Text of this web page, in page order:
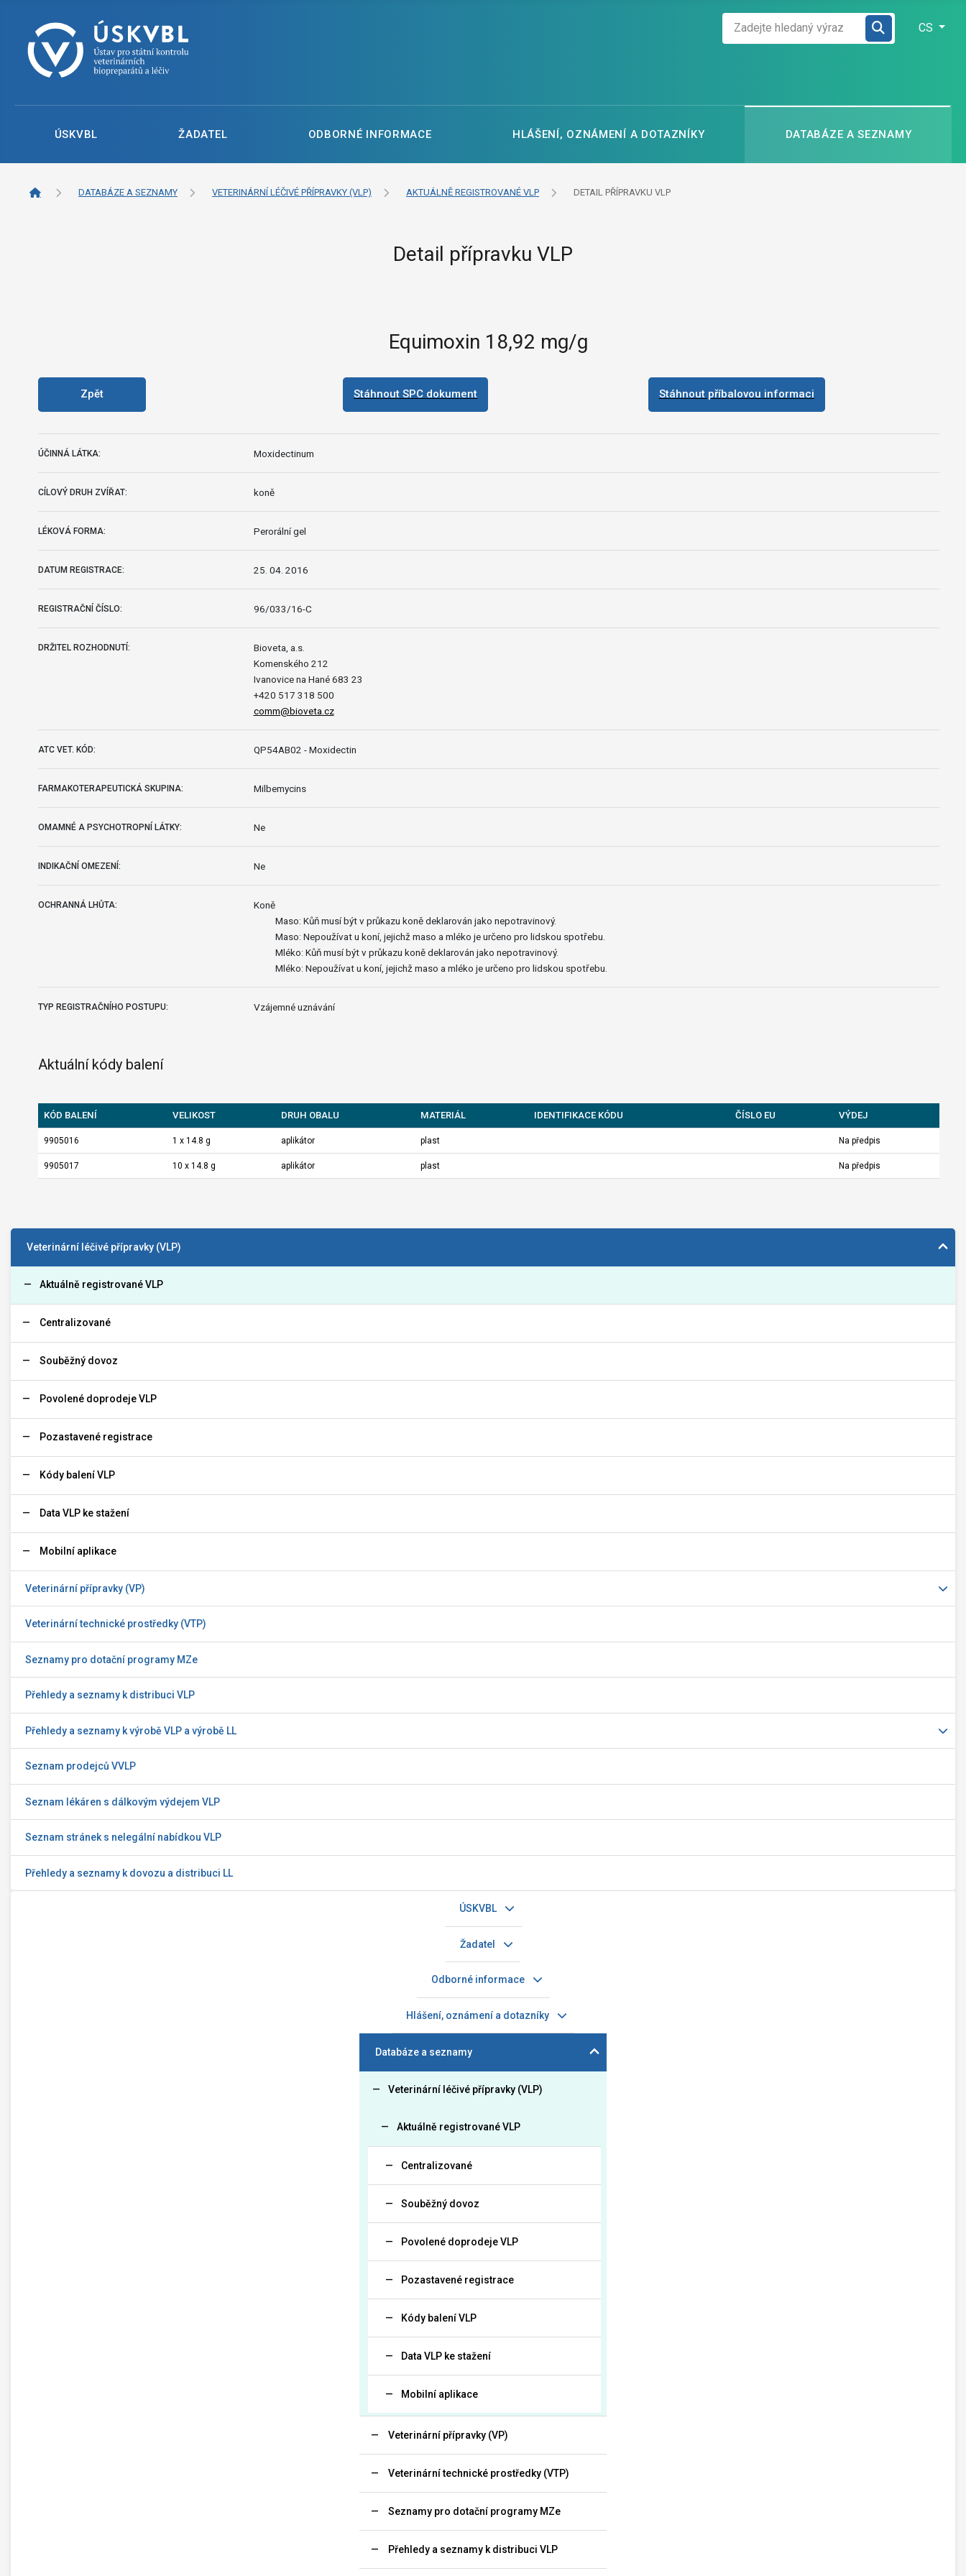
CS
ÚSKVBL ŽADATEL ODBORNÉ INFORMACE HLÁŠENÍ, OZNÁMENÍ A DOTAZNÍKY DATABÁZE A SEZNAMY
DATABÁZE A SEZNAMY VETERINÁRNÍ LÉČIVÉ PŘÍPRAVKY (VLP) AKTUÁLNĚ REGISTROVANÉ VLP DETAIL PŘÍPRAVKU VLP
Veterinární léčivé přípravky (VLP)
Aktuálně registrované VLP
Centralizované
Souběžný dovoz
Povolené doprodeje VLP
Pozastavené registrace
Kódy balení VLP
Data VLP ke stažení
Mobilní aplikace
Veterinární přípravky (VP)
Veterinární technické prostředky (VTP)
Seznamy pro dotační programy MZe
Přehledy a seznamy k distribuci VLP
Přehledy a seznamy k výrobě VLP a výrobě LL
Seznam prodejců VVLP
Seznam lékáren s dálkovým výdejem VLP
Seznam stránek s nelegální nabídkou VLP
Přehledy a seznamy k dovozu a distribuci LL
ÚSKVBL
Žadatel
Odborné informace
Hlášení, oznámení a dotazníky
Databáze a seznamy
Veterinární léčivé přípravky (VLP)
Aktuálně registrované VLP
Centralizované
Souběžný dovoz
Povolené doprodeje VLP
Pozastavené registrace
Kódy balení VLP
Data VLP ke stažení
Mobilní aplikace
Veterinární přípravky (VP)
Veterinární technické prostředky (VTP)
Seznamy pro dotační programy MZe
Přehledy a seznamy k distribuci VLP
Detail přípravku VLP
Equimoxin 18,92 mg/g
Zpět Stáhnout SPC dokument Stáhnout příbalovou informaci
ÚČINNÁ LÁTKA: Moxidectinum
CÍLOVÝ DRUH ZVÍŘAT: koně
LÉKOVÁ FORMA: Perorální gel
DATUM REGISTRACE: 25. 04. 2016
REGISTRAČNÍ ČÍSLO: 96/033/16-C
DRŽITEL ROZHODNUTÍ:
Bioveta, a.s.
Komenského 212
Ivanovice na Hané 683 23
+420 517 318 500
comm@bioveta.cz
ATC VET. KÓD: QP54AB02 - Moxidectin
FARMAKOTERAPEUTICKÁ SKUPINA: Milbemycins
OMAMNÉ A PSYCHOTROPNÍ LÁTKY: Ne
INDIKAČNÍ OMEZENÍ: Ne
OCHRANNÁ LHŮTA:
Koně
Maso: Kůň musí být v průkazu koně deklarován jako nepotravinový.
Maso: Nepoužívat u koní, jejichž maso a mléko je určeno pro lidskou spotřebu.
Mléko: Kůň musí být v průkazu koně deklarován jako nepotravinový.
Mléko: Nepoužívat u koní, jejichž maso a mléko je určeno pro lidskou spotřebu.
TYP REGISTRAČNÍHO POSTUPU: Vzájemné uznávání
Aktuální kódy balení
KÓD BALENÍ VELIKOST DRUH OBALU MATERIÁL IDENTIFIKACE KÓDU ČÍSLO EU VÝDEJ
9905016 1 x 14.8 g aplikátor plast Na předpis
9905017 10 x 14.8 g aplikátor plast Na předpis